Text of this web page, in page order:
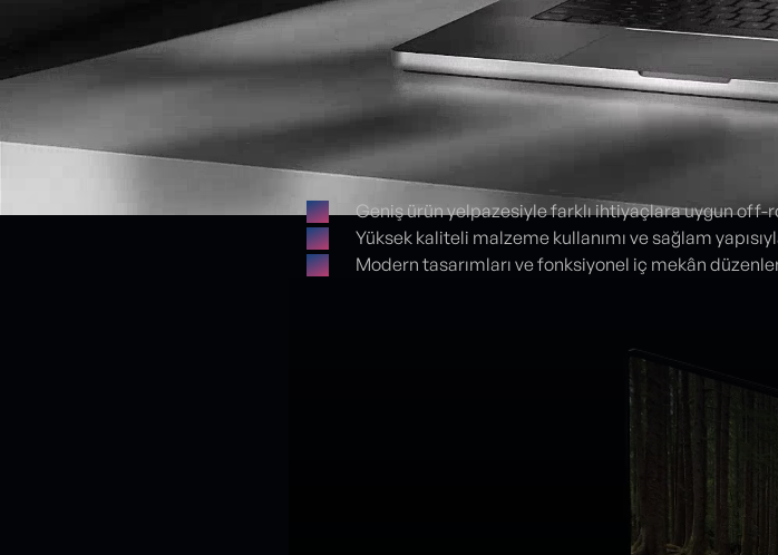
Proje detayları
Geniş ürün yelpazesiyle farklı ihtiyaçlara uygun off-
Yüksek kaliteli malzeme kullanımı ve sağlam
Modern tasarımları ve fonksiyonel iç mekân